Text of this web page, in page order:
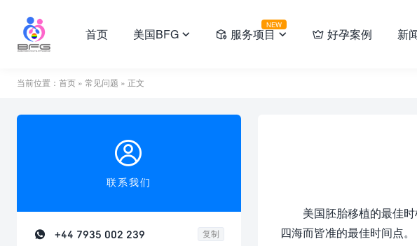
首页 美国BFG   服务项目
NEW
  好孕案例 新
当前位置： 首页 » 常见问题 » 正文
美国胚胎移植的最佳
四海而皆准的最佳时间点

联系我们
 +44 7935 002 239 复制